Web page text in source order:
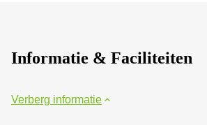
Informatie & Faciliteiten
Verberg informatie